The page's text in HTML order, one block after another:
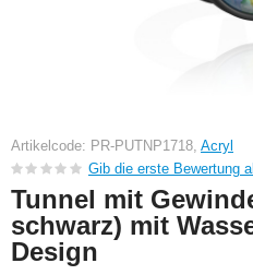
Artikelcode: PR-PUTNP1718, Acryl
Gib die erste Bewertung
Tunnel mit
schwarz) mit
Design